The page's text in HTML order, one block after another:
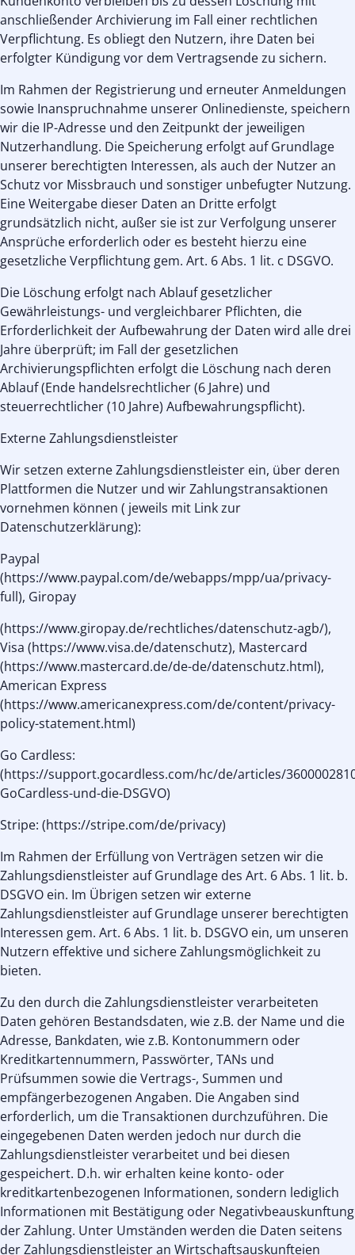
anschließender Archivierung im Fall einer rechtlichen
Verpflichtung. Es obliegt den Nutzern, ihre Daten bei
erfolgter Kündigung vor dem Vertragsende zu sichern.
Im Rahmen der Registrierung und erneuter Anmeldungen
sowie Inanspruchnahme unserer Onlinedienste, speichern
wir die IP-Adresse und den Zeitpunkt der jeweiligen
Nutzerhandlung. Die Speicherung erfolgt auf Grundlage
unserer berechtigten Interessen, als auch der Nutzer an
Schutz vor Missbrauch und sonstiger unbefugter Nutzung.
Eine Weitergabe dieser Daten an Dritte erfolgt
grundsätzlich nicht, außer sie ist zur Verfolgung unserer
Ansprüche erforderlich oder es besteht hierzu eine
gesetzliche Verpflichtung gem. Art. 6 Abs. 1 lit. c DSGVO.
Die Löschung erfolgt nach Ablauf gesetzlicher
Gewährleistungs- und vergleichbarer Pflichten, die
Erforderlichkeit der Aufbewahrung der Daten wird alle drei
Jahre überprüft; im Fall der gesetzlichen
Archivierungspflichten erfolgt die Löschung nach deren
Ablauf (Ende handelsrechtlicher (6 Jahre) und
steuerrechtlicher (10 Jahre) Aufbewahrungspflicht).
Externe Zahlungsdienstleister
Wir setzen externe Zahlungsdienstleister ein, über deren
Plattformen die Nutzer und wir Zahlungstransaktionen
vornehmen können ( jeweils mit Link zur
Datenschutzerklärung):
Paypal
(https://www.paypal.com/de/webapps/mpp/ua/privacy-
full), Giropay
(https://www.giropay.de/rechtliches/datenschutz-agb/),
Visa (https://www.visa.de/datenschutz), Mastercard
(https://www.mastercard.de/de-de/datenschutz.html),
American Express
(https://www.americanexpress.com/de/content/privacy-
policy-statement.html)
Go Cardless:
(https://support.gocardless.com/hc/de/articles/
GoCardless-und-die-DSGVO)
Stripe: (https://stripe.com/de/privacy)
Im Rahmen der Erfüllung von Verträgen setzen wir die
Zahlungsdienstleister auf Grundlage des Art. 6 Abs. 1 lit. b.
DSGVO ein. Im Übrigen setzen wir externe
Zahlungsdienstleister auf Grundlage unserer berechtigten
Interessen gem. Art. 6 Abs. 1 lit. b. DSGVO ein, um unseren
Nutzern effektive und sichere Zahlungsmöglichkeit zu
bieten.
Zu den durch die Zahlungsdienstleister verarbeiteten
Daten gehören Bestandsdaten, wie z.B. der Name und die
Adresse, Bankdaten, wie z.B. Kontonummern oder
Kreditkartennummern, Passwörter, TANs und
Prüfsummen sowie die Vertrags-, Summen und
empfängerbezogenen Angaben. Die Angaben sind
erforderlich, um die Transaktionen durchzuführen. Die
eingegebenen Daten werden jedoch nur durch die
Zahlungsdienstleister verarbeitet und bei diesen
gespeichert. D.h. wir erhalten keine konto- oder
kreditkartenbezogenen Informationen, sondern lediglich
Informationen mit Bestätigung oder Negativbeauskunftung
der Zahlung. Unter Umständen werden die Daten seitens
der Zahlungsdienstleister an Wirtschaftsauskunfteien